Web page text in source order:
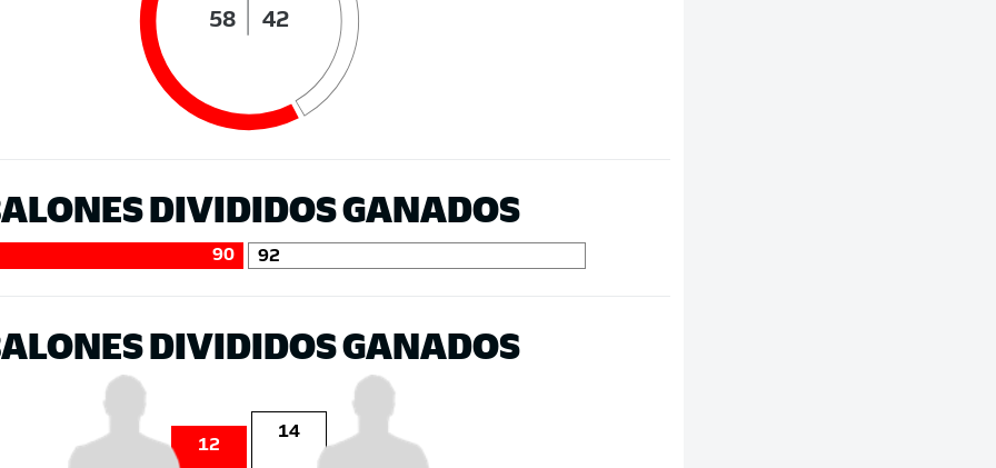
58 42
DIVIDIDOS GANADOS
90 92
DIVIDIDOS GANADOS
12
14